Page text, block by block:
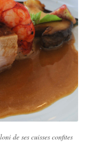
de ses cuisses confites